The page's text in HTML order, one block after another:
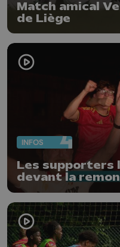
Match amical
de Liège
INFOS
Les supporters
devant la
Rouges